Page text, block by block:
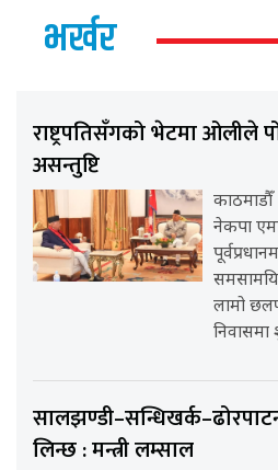
भर्खर
राष्ट्रपतिसँगको भेटमा ओलीले
असन्तुष्टि
काठमाडौँ
नेकपा
लामो
निवासमा
लिन्छ : मन्त्री लम्साल